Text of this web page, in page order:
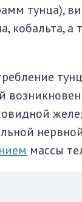
тунца),
кобальта, а
массы